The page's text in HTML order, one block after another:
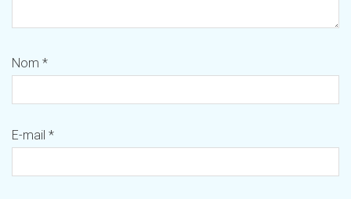
Nom *
E-mail *